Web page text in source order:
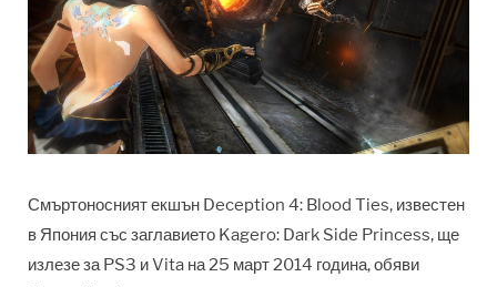
Смъртоносният екшън Deception 4: Blood Ties, известен
в Япония със заглавието Kagero: Dark Side Princess, ще
излезе за PS3 и Vita на 25 март 2014 година, обяви